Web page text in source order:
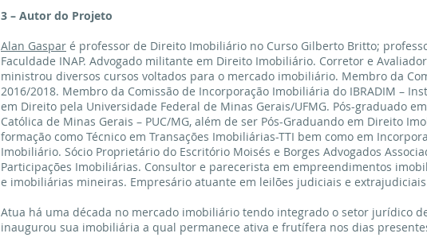
3 – Autor do Projeto
Alan Gaspar é professor de Direito Imobiliário no Curso Gilberto Britto;
Faculdade INAP. Advogado militante em Direito Imobiliário. Corretor e
ministrou diversos cursos voltados para o mercado imobiliário. Membro da
2016/2018. Membro da Comissão de Incorporação Imobiliária do IBRADIM –
em Direito pela Universidade Federal de Minas Gerais/UFMG. Pós-graduado
Católica de Minas Gerais – PUC/MG, além de ser Pós-Graduando em Direito
formação como Técnico em Transações Imobiliárias-TTI bem como em
Imobiliário. Sócio Proprietário do Escritório Moisés e Borges Advogados
Participações Imobiliárias. Consultor e parecerista em empreendimentos
e imobiliárias mineiras. Empresário atuante em leilões judiciais e
Atua há uma década no mercado imobiliário tendo integrado o setor jurídico
inaugurou sua imobiliária a qual permanece ativa e frutífera nos dias